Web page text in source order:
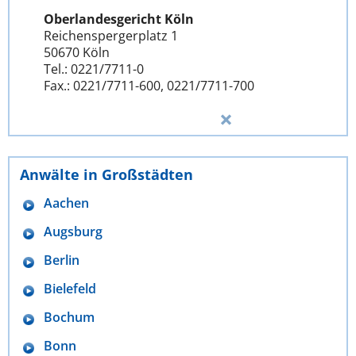
Oberlandesgericht Köln
Reichenspergerplatz 1
50670 Köln
Tel.: 0221/7711-0
Fax.: 0221/7711-600, 0221/7711-700
Anwälte in Großstädten
Aachen
Augsburg
Berlin
Bielefeld
Bochum
Bonn